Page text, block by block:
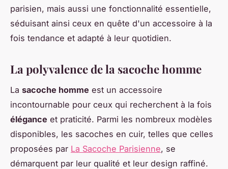
parisien, mais aussi une fonctionnalité essentielle,
séduisant ainsi ceux en quête d'un accessoire à la
fois tendance et adapté à leur quotidien.
La polyvalence de la sacoche homme
La sacoche homme est un accessoire
incontournable pour ceux qui recherchent à la fois
élégance et praticité. Parmi les nombreux modèles
disponibles, les sacoches en cuir, telles que celles
proposées par La Sacoche Parisienne, se
démarquent par leur qualité et leur design raffiné.